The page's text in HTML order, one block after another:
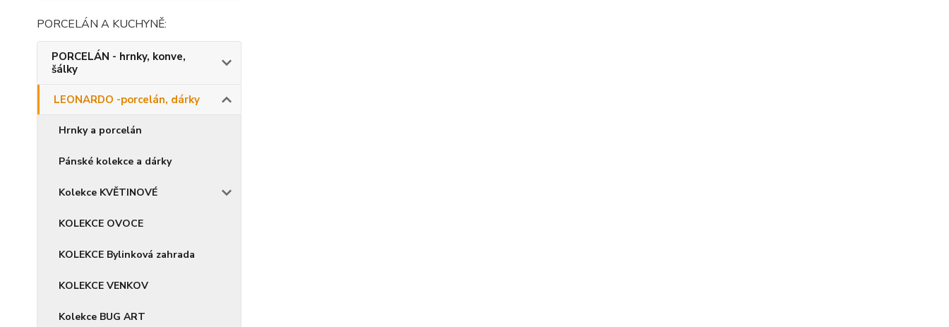
PORCELÁN A KUCHYNĚ:
PORCELÁN - hrnky, konve,
šálky
LEONARDO -porcelán, dárky
Hrnky a porcelán
Pánské kolekce a dárky
Kolekce KVĚTINOVÉ
KOLEKCE OVOCE
KOLEKCE Bylinková zahrada
KOLEKCE VENKOV
Kolekce BUG ART